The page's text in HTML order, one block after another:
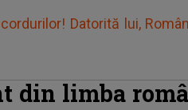
Datorită lui,
din limba